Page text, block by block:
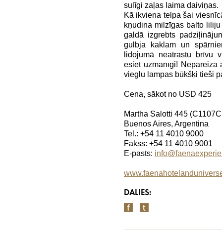
sulīgi zaļas laima daiviņas.
Kā ikviena telpa šai
kņudina milzīgas balto
galdā izgrebts
gulbja kaklam un
lidojumā neatrastu brīvu
esiet uzmanīgi! Nepareizā
vieglu lampas būkšķi tieši
Cena, sākot no USD 425
Martha Salotti 445
Buenos Aires, Argentina
Tel.: +54 11 4010 9000
Fakss: +54 11 4010 9001
E-pasts:
DALIES: